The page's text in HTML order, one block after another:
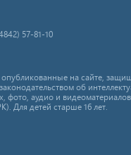
57-81-10
на сайте,
об
фото, аудио и
Для детей старше 16 лет.